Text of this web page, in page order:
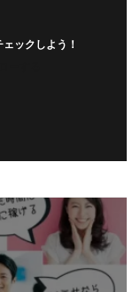
ックしよう！